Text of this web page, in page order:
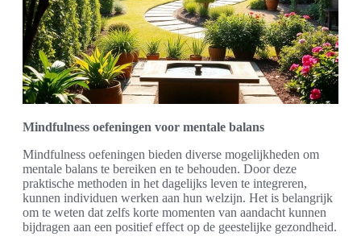
Mindfulness oefeningen voor mentale balans
Mindfulness oefeningen bieden diverse mogelijkheden om
mentale balans te bereiken en te behouden. Door deze
praktische methoden in het dagelijks leven te integreren,
kunnen individuen werken aan hun welzijn. Het is belangrijk
om te weten dat zelfs korte momenten van aandacht kunnen
bijdragen aan een positief effect op de geestelijke gezondheid.